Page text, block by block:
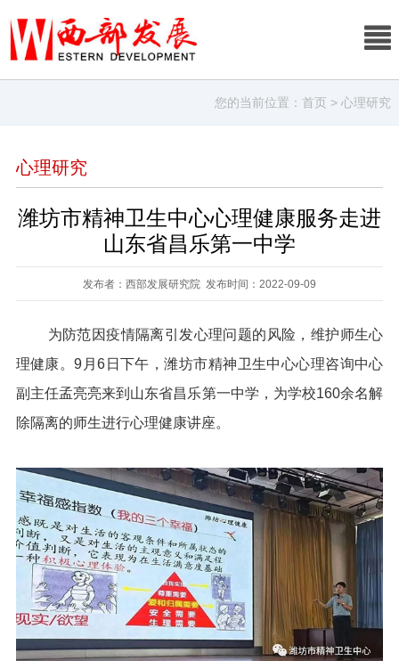
您的当前位置：首页 > 心理研究
心理研究
潍坊市精神卫生中心心理健康服务走进
山东省昌乐第一中学
发布者：西部发展研究院 发布时间：2022-09-09
为防范因疫情隔离引发心理问题的风险，维护师生心
理健康。9月6日下午，潍坊市精神卫生中心心理咨询中心
副主任孟亮亮来到山东省昌乐第一中学，为学校160余名解
除隔离的师生进行心理健康讲座。